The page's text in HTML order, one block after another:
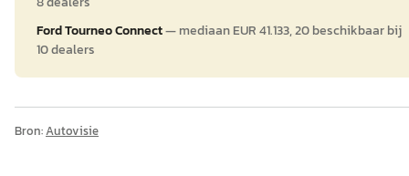
Ford Tourneo Connect—mediaanEUR 41.133,20beschikbaar bij
10dealers
Bron:Autovisie